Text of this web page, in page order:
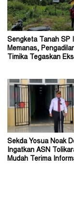
Sengketa Tanah SP
Memanas,
Timika Tegaskan
Sekda Yosua Noak
Ingatkan ASN
Mudah Terima